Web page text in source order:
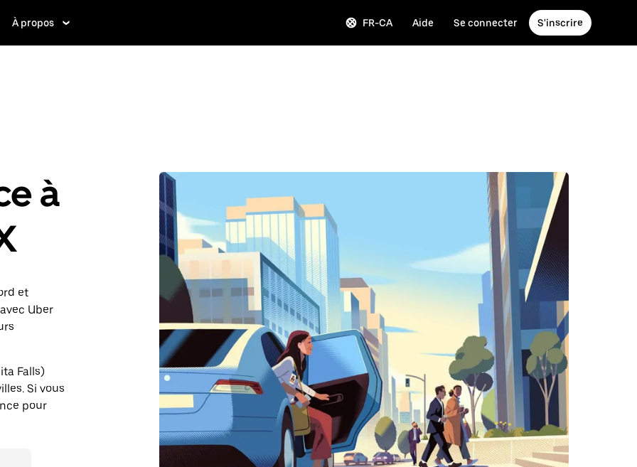
À propos FR-CA Aide Se connecter S'inscrire
à
et
Uber
Falls)
Si vous
pour